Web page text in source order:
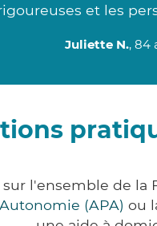
et les
Juliette N., 84
l'ensemble de la
(APA) ou